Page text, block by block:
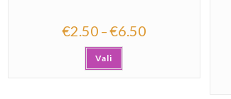
€2.50 –€6.50
Vali